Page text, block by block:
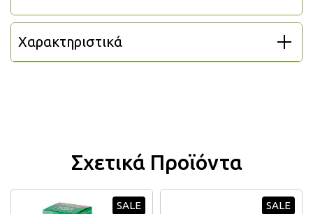
Χαρακτηριστικά
Σχετικά Προϊόντα
SALE SALE